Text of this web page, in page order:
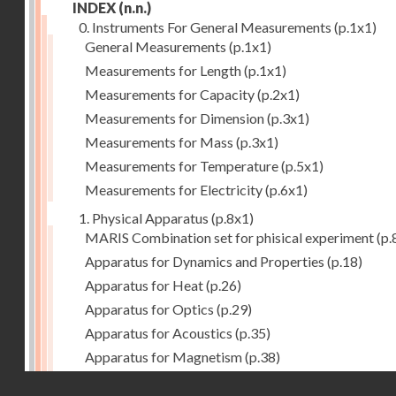
INDEX (n.n.)
0. Instruments For General Measurements (p.1x1)
General Measurements (p.1x1)
Measurements for Length(p.1x1)
Measurements for Capacity(p.2x1)
Measurements for Dimension(p.3x1)
Measurements for Mass (p.3x1)
Measurements for Temperature(p.5x1)
Measurements for Electricity(p.6x1)
1. Physical Apparatus (p.8x1)
MARIS Combination set for phisical experiment
Apparatus for Dynamics and Properties (p.18)
Apparatus for Heat(p.26)
Apparatus for Optics (p.29)
Apparatus for Acoustics (p.35)
Apparatus for Magnetism(p.38)